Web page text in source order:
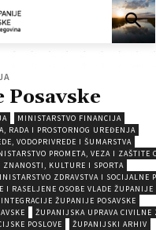
Posavske
MINISTARSTVO FINANCIJA
RADA I PROSTORNOG UREĐENJA
VODOPRIVREDE I ŠUMARSTVA
PROMETA, VEZA I ZAŠTITE
ZNANOSTI, KULTURE I SPORTA
ZDRAVSTVA I SOCIJALNE
RASELJENE OSOBE VLADE ŽUPANIJE
ŽUPANIJE POSAVSKE
ŽUPANIJSKA UPRAVA CIVILNE
POSLOVE
ŽUPANIJSKI ARHIV